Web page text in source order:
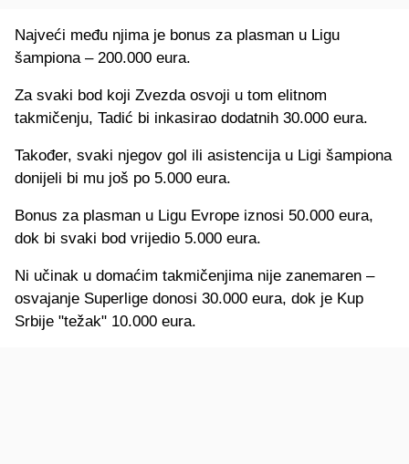
Najveći među njima je bonus za plasman u Ligu
šampiona – 200.000 eura.
Za svaki bod koji Zvezda osvoji u tom elitnom
takmičenju, Tadić bi inkasirao dodatnih 30.000 eura.
Također, svaki njegov gol ili asistencija u Ligi šampiona
donijeli bi mu još po 5.000 eura.
Bonus za plasman u Ligu Evrope iznosi 50.000 eura,
dok bi svaki bod vrijedio 5.000 eura.
Ni učinak u domaćim takmičenjima nije zanemaren –
osvajanje Superlige donosi 30.000 eura, dok je Kup
Srbije "težak" 10.000 eura.